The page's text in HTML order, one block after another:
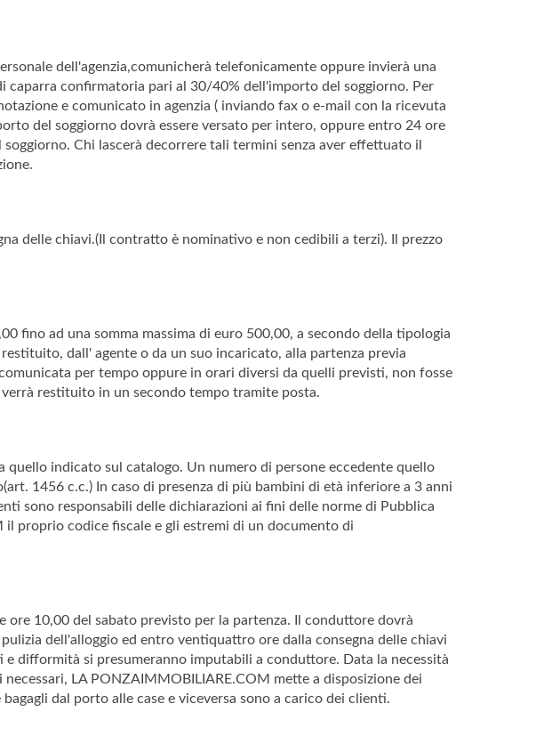
dell'agenzia,comunicherà telefonicamente oppure invierà una
confirmatoria pari al 30/40% dell'importo del soggiorno. Per
e comunicato in agenzia ( inviando fax o e-mail con la ricevuta
del soggiorno dovrà essere versato per intero, oppure entro 24 ore
Chi lascerà decorrere tali termini senza aver effettuato il
delle chiavi.(Il contratto è nominativo e non cedibili a terzi). Il prezzo
fino ad una somma massima di euro 500,00, a secondo della tipologia
dall' agente o da un suo incaricato, alla partenza previa
per tempo oppure in orari diversi da quelli previsti, non fosse
restituito in un secondo tempo tramite posta.
quello indicato sul catalogo. Un numero di persone eccedente quello
1456 c.c.) In caso di presenza di più bambini di età inferiore a 3 anni
sono responsabili delle dichiarazioni ai fini delle norme di Pubblica
proprio codice fiscale e gli estremi di un documento di
ore 10,00 del sabato previsto per la partenza. Il conduttore dovrà
dell'alloggio ed entro ventiquattro ore dalla consegna delle chiavi
difformità si presumeranno imputabili a conduttore. Data la necessità
LA PONZAIMMOBILIARE.COM mette a disposizione dei
dal porto alle case e viceversa sono a carico dei clienti.